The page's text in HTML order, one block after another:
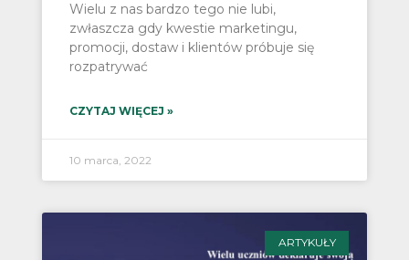
Wielu z nas bardzo tego nie lubi,
zwłaszcza gdy kwestie marketingu,
promocji, dostaw i klientów próbuje się
rozpatrywać
CZYTAJ WIĘCEJ »
10 marca, 2022
ARTYKUŁY